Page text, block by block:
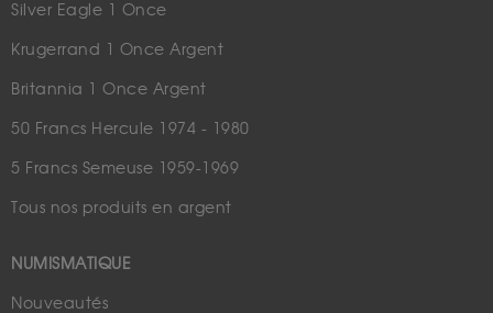
Silver Eagle 1 Once
Krugerrand 1 Once Argent
Britannia 1 Once Argent
50 Francs Hercule 1974 - 1980
5 Francs Semeuse 1959-1969
Tous nos produits en argent
NUMISMATIQUE
Nouveautés